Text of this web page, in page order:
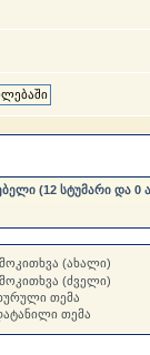
(12 სტუმარი და 0
(ახალი)
(ძველი)
თემა
თემა